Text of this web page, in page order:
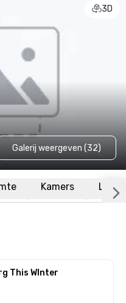
3D
Galerij weergeven (32)
Kamers
This WInter